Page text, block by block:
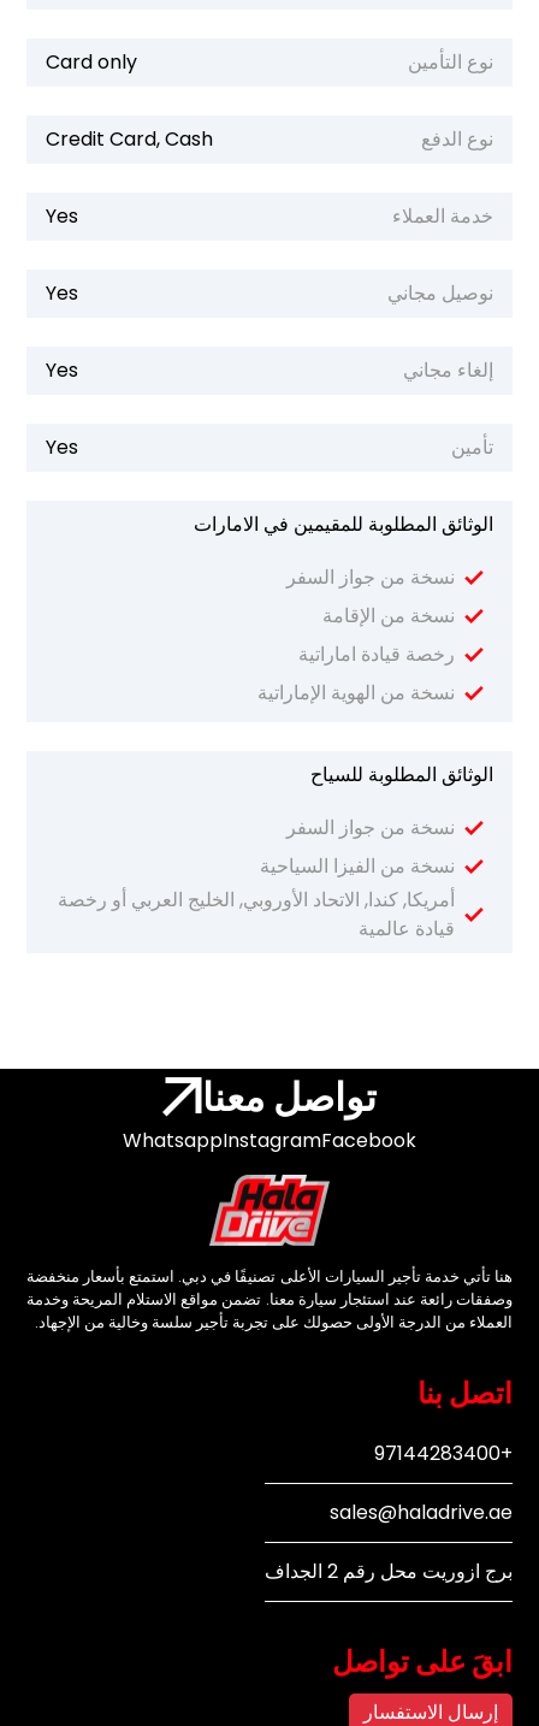
نوع التأمين Card only
نوع الدفع Credit Card, Cash
خدمة العملاء Yes
نوصيل مجاني Yes
إلغاء مجاني Yes
تأمين Yes
الوثائق المطلوبة للمقيمين في الامارات
نسخة من جواز السفر
نسخة من الإقامة
رخصة قيادة اماراتية
نسخة من الهوية الإماراتية
الوثائق المطلوبة للسياح
نسخة من جواز السفر
نسخة من الفيزا السياحية
أمريكا, كندا, الاتحاد الأوروبي, الخليج العربي أو رخصة
قيادة عالمية
تواصل معنا
Facebook
Instagram
Whatsapp
هنا تأتي خدمة تأجير السيارات الأعلى تصنيفًا في دبي. استمتع بأسعار منخفضة
وصفقات رائعة عند استئجار سيارة معنا. تضمن مواقع الاستلام المريحة وخدمة
العملاء من الدرجة الأولى حصولك على تجربة تأجير سلسة وخالية من الإجهاد.
اتصل بنا
+97144283400
sales@haladrive.ae
برج ازوريت محل رقم 2 الجداف
ابقَ على تواصل
إرسال الاستفسار